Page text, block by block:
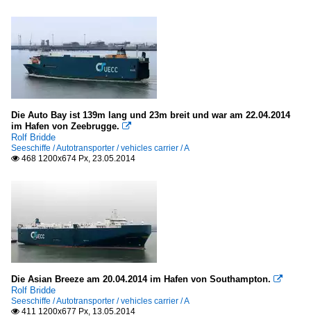
Die Auto Bay ist 139m lang und 23m breit und war am 22.04.2014
im Hafen von Zeebrugge. 
Rolf Bridde
Seeschiffe / Autotransporter / vehicles carrier / A
 468 1200x674 Px, 23.05.2014
Die Asian Breeze am 20.04.2014 im Hafen von Southampton. 
Rolf Bridde
Seeschiffe / Autotransporter / vehicles carrier / A
 411 1200x677 Px, 13.05.2014